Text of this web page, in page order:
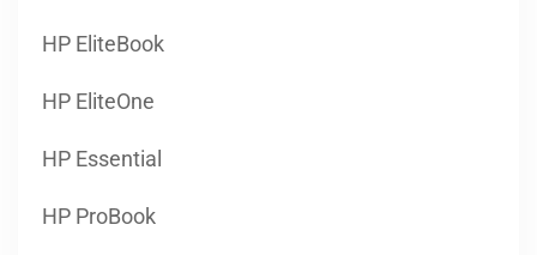
HP EliteBook
HP EliteOne
HP Essential
HP ProBook